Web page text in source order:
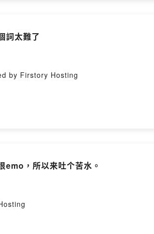
詞太難了
by Firstory Hosting
emo，所以来吐个苦水。